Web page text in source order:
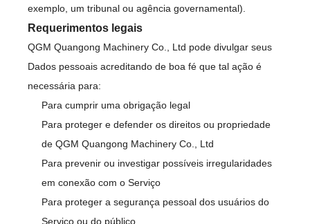
exemplo, um tribunal ou agência governamental).
Requerimentos legais
QGM Quangong Machinery Co., Ltd pode divulgar seus
Dados pessoais acreditando de boa fé que tal ação é
necessária para:
Para cumprir uma obrigação legal
Para proteger e defender os direitos ou propriedade
de QGM Quangong Machinery Co., Ltd
Para prevenir ou investigar possíveis irregularidades
em conexão com o Serviço
Para proteger a segurança pessoal dos usuários do
Serviço ou do público